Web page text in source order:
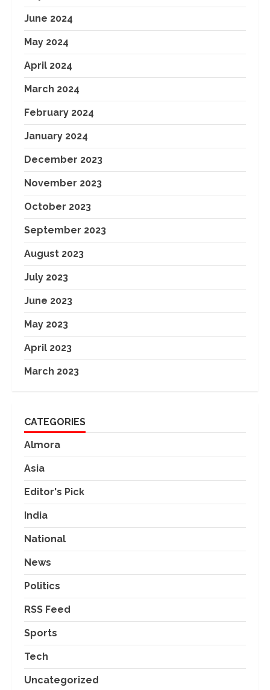
June 2024
May 2024
April 2024
March 2024
February 2024
January 2024
December 2023
November 2023
October 2023
September 2023
August 2023
July 2023
June 2023
May 2023
April 2023
March 2023
CATEGORIES
Almora
Asia
Editor's Pick
India
National
News
Politics
RSS Feed
Sports
Tech
Uncategorized